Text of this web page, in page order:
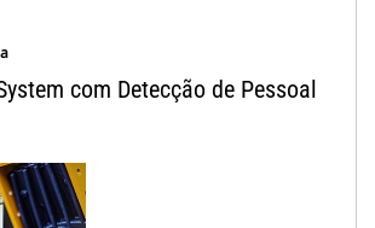
com Detecção de Pessoal